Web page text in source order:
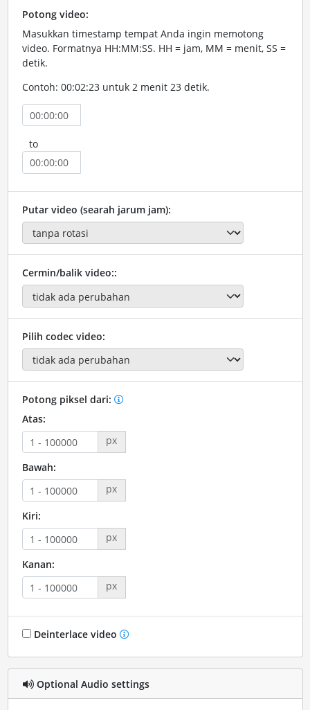
Potong video:
Masukkan timestamp tempat Anda ingin memotong
video. Formatnya HH:MM:SS. HH = jam, MM = menit, SS =
detik.
Contoh: 00:02:23 untuk 2 menit 23 detik.
to
Putar video (searah jarum jam):
Cermin/balik video::
Pilih codec video:
Potong piksel dari:
Atas:
px
Bawah:
px
Kiri:
px
Kanan:
px
Deinterlace video
Optional Audio settings